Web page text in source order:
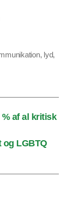
, lyd,
af al kritisk
og LGBTQ